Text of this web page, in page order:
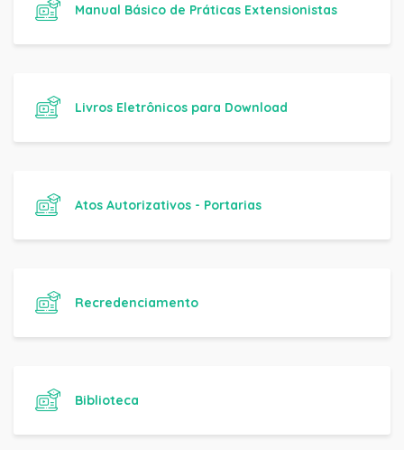
Manual Básico de Práticas Extensionistas
Livros Eletrônicos para Download
Atos Autorizativos - Portarias
Recredenciamento
Biblioteca